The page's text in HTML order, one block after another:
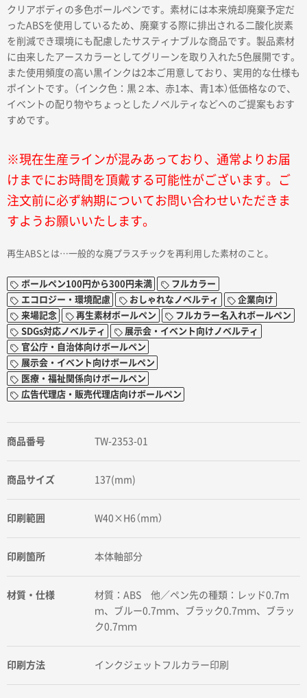
クリアボディの多色ボールペンです。素材には本来焼却廃棄予定だ
ったABSを使用しているため、廃棄する際に排出される二酸化炭素
を削減でき環境にも配慮したサスティナブルな商品です。製品素材
に由来したアースカラーとしてグリーンを取り入れた5色展開です。
また使用頻度の高い黒インクは2本ご用意しており、実用的な仕様も
ポイントです。（インク色：黒２本、赤1本、青1本）低価格なので、
イベントの配り物やちょっとしたノベルティなどへのご提案もおす
すめです。
※現在生産ラインが混みあっており、通常よりお届
けまでにお時間を頂戴する可能性がございます。ご
注文前に必ず納期についてお問い合わせいただきま
すようお願いいたします。
再生ABSとは…一般的な廃プラスチックを再利用した素材のこと。
ボールペン100円から300円未満
フルカラー
エコロジー・環境配慮
おしゃれなノベルティ
企業向け
来場記念
再生素材ボールペン
フルカラー名入れボールペン
SDGs対応ノベルティ
展示会・イベント向けノベルティ
官公庁・自治体向けボールペン
展示会・イベント向けボールペン
医療・福祉関係向けボールペン
広告代理店・販売代理店向けボールペン
商品番号 TW-2353-01
商品サイズ 137(mm)
印刷範囲 W40×H6（mm）
印刷箇所 本体軸部分
材質・仕様
材質：ABS 他／ペン先の種類：レッド0.7ｍ
ｍ、ブルー0.7ｍｍ、ブラック0.7ｍｍ、ブラッ
ク0.7ｍｍ
印刷方法 インクジェットフルカラー印刷